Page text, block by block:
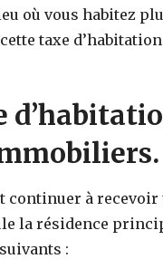
où vous habitez
taxe
continuer à recevoir
la résidence
: